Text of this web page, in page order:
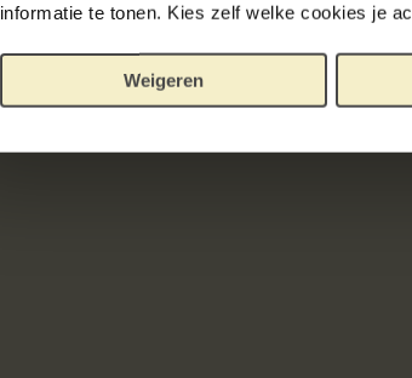
informatie te tonen. Kies zelf welke cookies je
Weigeren